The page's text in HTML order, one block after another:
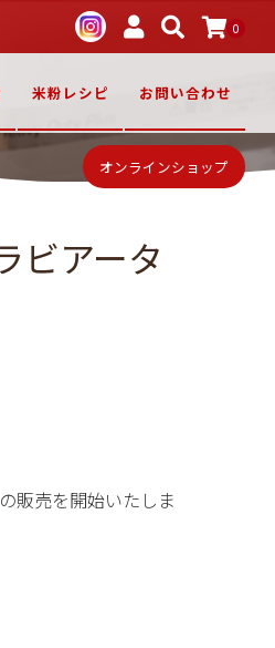
0
米粉レシピ お問い合わせ
オンラインショップ
ビアータ
の販売を開始いたしま